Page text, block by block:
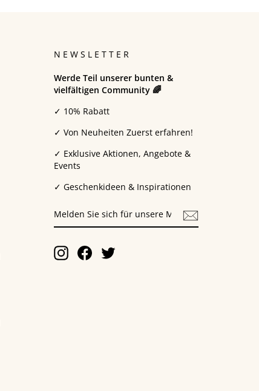
NEWSLETTER
Werde Teil unserer bunten &
vielfältigen Community 🌈
✓ 10% Rabatt
✓ Von Neuheiten Zuerst erfahren!
✓ Exklusive Aktionen, Angebote &
Events
✓ Geschenkideen & Inspirationen
SIE
SICH
UNSERE
MAILINGLISTE
Instagram
FacebookTwitter